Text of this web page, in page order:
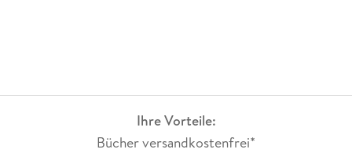
Ihre Vorteile:
Bücher versandkostenfrei*